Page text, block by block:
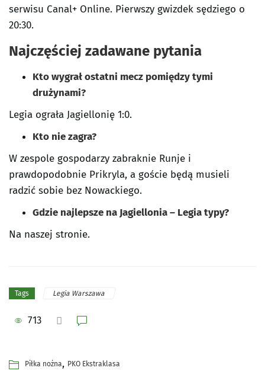
serwisu Canal+ Online. Pierwszy gwizdek sędziego o
20:30.
Najczęściej zadawane pytania
Kto wygrał ostatni mecz pomiędzy tymi
drużynami?
Legia ograła Jagiellonię 1:0.
Kto nie zagra?
W zespole gospodarzy zabraknie Runje i
prawdopodobnie Prikryla, a goście będą musieli
radzić sobie bez Nowackiego.
Gdzie najlepsze na Jagiellonia – Legia typy?
Na naszej stronie.
Tags Legia Warszawa
713
Piłka nożna, PKO Ekstraklasa